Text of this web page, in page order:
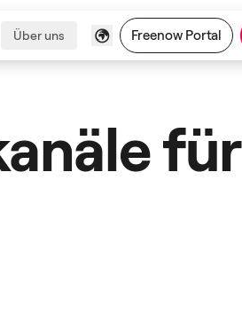
Über uns Freenow Portal
für